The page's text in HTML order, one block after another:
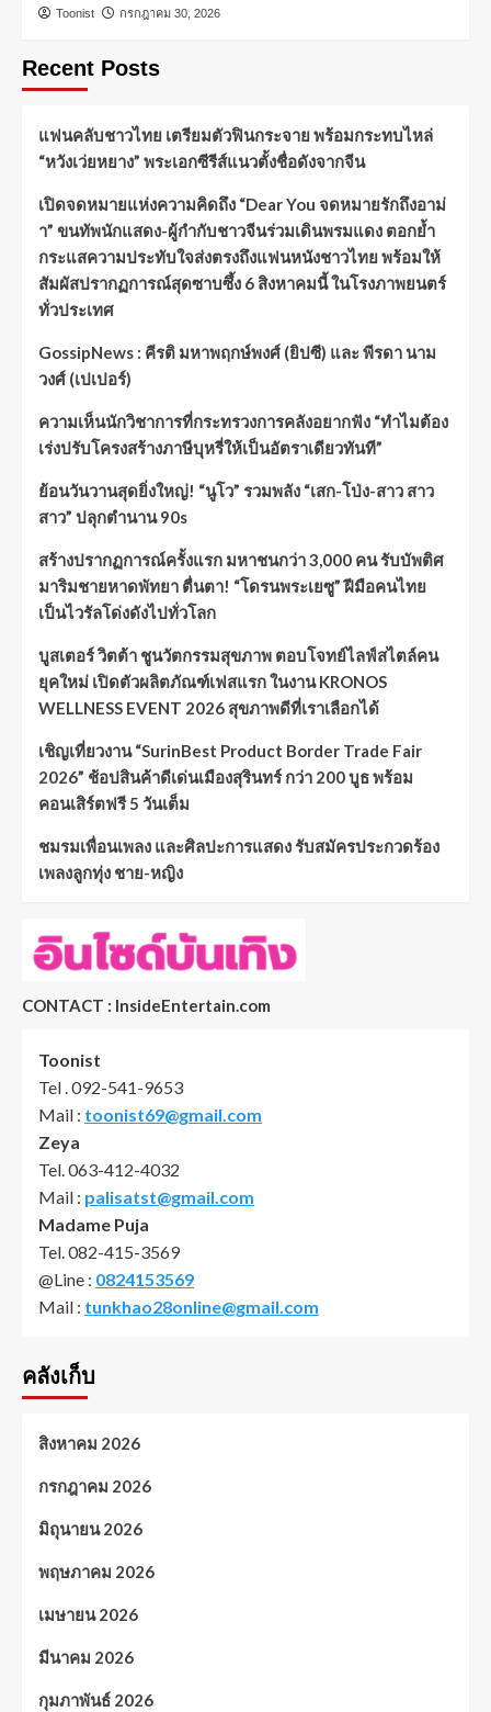
Toonist กรกฎาคม 30, 2026
Recent Posts
แฟนคลับชาวไทย เตรียมตัวฟินกระจาย พร้อมกระทบไหล่
“หวังเว่ยหยาง” พระเอกซีรีส์แนวตั้งชื่อดังจากจีน
เปิดจดหมายแห่งความคิดถึง “Dear You จดหมายรักถึงอาม่
า” ขนทัพนักแสดง-ผู้กำกับชาวจีนร่วมเดินพรมแดง ตอกย้ำ
กระแสความประทับใจส่งตรงถึงแฟนหนังชาวไทย พร้อมให้
สัมผัสปรากฏการณ์สุดซาบซึ้ง 6 สิงหาคมนี้ ในโรงภาพยนตร์
ทั่วประเทศ
GossipNews : คีรติ มหาพฤกษ์พงศ์ (ยิปซี) และ พีรดา นาม
วงศ์ (เปเปอร์)
ความเห็นนักวิชาการที่กระทรวงการคลังอยากฟัง “ทำไมต้อง
เร่งปรับโครงสร้างภาษีบุหรี่ให้เป็นอัตราเดียวทันที”
ย้อนวันวานสุดยิ่งใหญ่! “นูโว” รวมพลัง “เสก-โป่ง-สาว สาว
สาว” ปลุกตำนาน 90s
สร้างปรากฏการณ์ครั้งแรก มหาชนกว่า 3,000 คน รับบัพติศ
มาริมชายหาดพัทยา ตื่นตา! “โดรนพระเยซู” ฝีมือคนไทย
เป็นไวรัลโด่งดังไปทั่วโลก
บูสเตอร์ วิตต้า ชูนวัตกรรมสุขภาพ ตอบโจทย์ไลฟ์สไตล์คน
ยุคใหม่ เปิดตัวผลิตภัณฑ์เฟสแรก ในงาน KRONOS
WELLNESS EVENT 2026 สุขภาพดีที่เราเลือกได้
เชิญเที่ยวงาน “SurinBest Product Border Trade Fair
2026” ช้อปสินค้าดีเด่นเมืองสุรินทร์ กว่า 200 บูธ พร้อม
คอนเสิร์ตฟรี 5 วันเต็ม
ชมรมเพื่อนเพลง และศิลปะการแสดง รับสมัครประกวดร้อง
เพลงลูกทุ่ง ชาย-หญิง
CONTACT : InsideEntertain.com
Toonist
Tel . 092-541-9653
Mail : toonist69@gmail.com
Zeya
Tel. 063-412-4032
Mail : palisatst@gmail.com
Madame Puja
Tel. 082-415-3569
@Line : 0824153569
Mail : tunkhao28online@gmail.com
คลังเก็บ
สิงหาคม 2026
กรกฎาคม 2026
มิถุนายน 2026
พฤษภาคม 2026
เมษายน 2026
มีนาคม 2026
กุมภาพันธ์ 2026